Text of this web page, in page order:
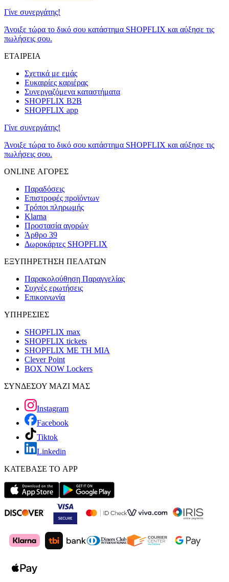
Γίνε συνεργάτης!
Άνοιξε τώρα το δικό σου κατάστημα SHOPFLIX και αύξησε τις
πωλήσεις σου.
ΕΤΑΙΡΕΙΑ
Σχετικά με εμάς
Ευκαιρίες καριέρας
Συνεργαζόμενα καταστήματα
SHOPFLIX B2B
SHOPFLIX app
Γίνε συνεργάτης!
Άνοιξε τώρα το δικό σου κατάστημα SHOPFLIX και αύξησε τις
πωλήσεις σου.
ONLINE ΑΓΟΡΕΣ
Παραδόσεις
Επιστροφές προϊόντων
Τρόποι πληρωμής
Klarna
Προστασία αγορών
Άρθρο 39
Δωροκάρτες SHOPFLIX
ΕΞΥΠΗΡΕΤΗΣΗ ΠΕΛΑΤΩΝ
Παρακολούθηση Παραγγελίας
Συχνές ερωτήσεις
Επικοινωνία
ΥΠΗΡΕΣΙΕΣ
SHOPFLIX max
SHOPFLIX tickets
SHOPFLIX ΜΕ ΤΗ ΜΙΑ
Clever Point
BOX NOW Lockers
ΣΥΝΔΕΣΟΥ ΜΑΖΙ ΜΑΣ
Instagram
Facebook
Tiktok
Linkedin
ΚΑΤΕΒΑΣΕ ΤΟ APP